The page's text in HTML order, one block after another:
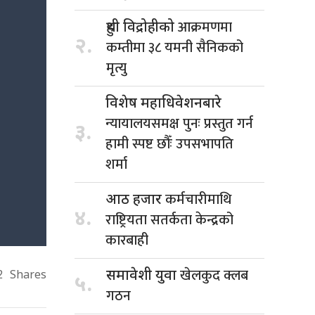
Shares
२.
हुथी विद्रोहीकोआक्रमणमा
कम्तीमा ३८ यमनी सैनिकको
मृत्यु
३.
विशेष महाधिवेशनबारे
न्यायालयसमक्ष पुनः प्रस्तुत गर्न
हामी स्पष्ट छौँः उपसभापति
शर्मा
४.
आठ हजारकर्मचारीमाथि
राष्ट्रियता सतर्कता केन्द्रको
कारबाही
५. समावेशी युवाखेलकुद क्लब
गठन